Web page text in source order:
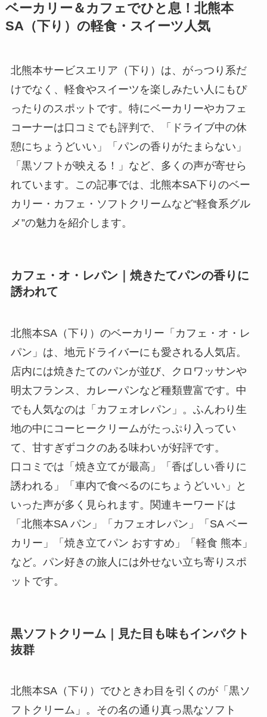
ベーカリー＆カフェでひと息！北熊本
SA（下り）の軽食・スイーツ人気
北熊本サービスエリア（下り）は、がっつり系だ
けでなく、軽食やスイーツを楽しみたい人にもぴ
ったりのスポットです。特にベーカリーやカフェ
コーナーは口コミでも評判で、「ドライブ中の休
憩にちょうどいい」「パンの香りがたまらない」
「黒ソフトが映える！」など、多くの声が寄せら
れています。この記事では、北熊本SA下りのベー
カリー・カフェ・ソフトクリームなど“軽食系グル
メ”の魅力を紹介します。
カフェ・オ・レパン｜焼きたてパンの香りに
誘われて
北熊本SA（下り）のベーカリー「カフェ・オ・レ
パン」は、地元ドライバーにも愛される人気店。
店内には焼きたてのパンが並び、クロワッサンや
明太フランス、カレーパンなど種類豊富です。中
でも人気なのは「カフェオレパン」。ふんわり生
地の中にコーヒークリームがたっぷり入ってい
て、甘すぎずコクのある味わいが好評です。
口コミでは「焼き立てが最高」「香ばしい香りに
誘われる」「車内で食べるのにちょうどいい」と
いった声が多く見られます。関連キーワードは
「北熊本SA パン」「カフェオレパン」「SA ベー
カリー」「焼き立てパン おすすめ」「軽食 熊本」
など。パン好きの旅人には外せない立ち寄りスポ
ットです。
黒ソフトクリーム｜見た目も味もインパクト
抜群
北熊本SA（下り）でひときわ目を引くのが「黒ソ
フトクリーム」。その名の通り真っ黒なソフト